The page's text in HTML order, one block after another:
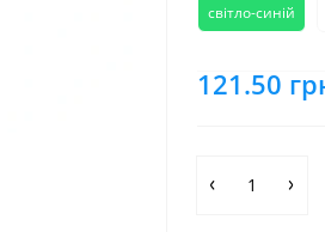
світло-синій
121.50